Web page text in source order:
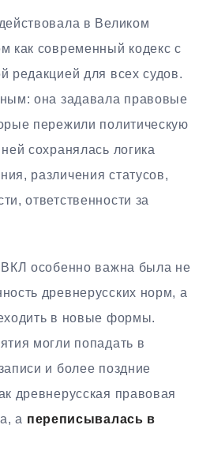
в Великом
как современный кодекс с
редакцией для всех судов.
она задавала правовые
пережили политическую
сохранялась логика
различения статусов,
ответственности за
ВКЛ особенно важна была не
древнерусских норм, а
в новые формы.
могли попадать в
и более поздние
древнерусская правовая
а переписывалась в